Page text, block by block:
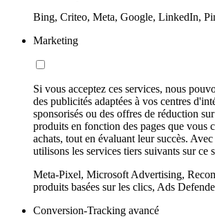
Bing, Criteo, Meta, Google, LinkedIn,
Marketing
Si vous acceptez ces services, nous
des publicités adaptées à vos centres
sponsorisés ou des offres de réduction
produits en fonction des pages que vous
achats, tout en évaluant leur succès.
utilisons les services tiers suivants sur ce
Meta-Pixel, Microsoft Advertising,
produits basées sur les clics, Ads
Conversion-Tracking avancé